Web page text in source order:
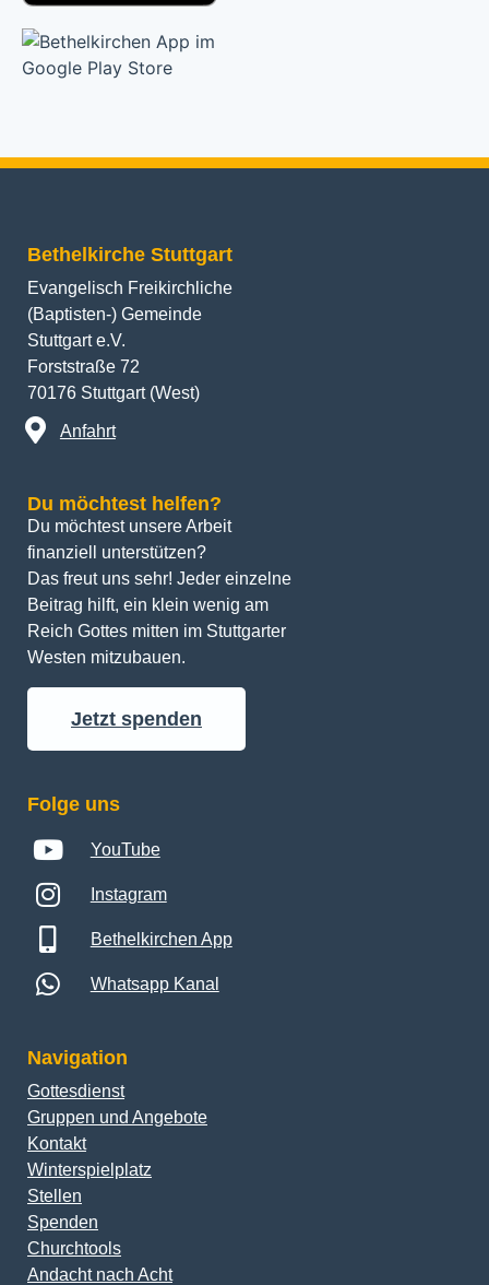
Bethelkirche Stuttgart
Evangelisch Freikirchliche
(Baptisten-) Gemeinde
Stuttgart e.V.
Forststraße 72
70176 Stuttgart (West)
Anfahrt
Du möchtest helfen?
Du möchtest unsere Arbeit
finanziell unterstützen?
Das freut uns sehr! Jeder einzelne
Beitrag hilft, ein klein wenig am
Reich Gottes mitten im Stuttgarter
Westen mitzubauen.
Jetzt spenden
Folge uns
YouTube
Instagram
Bethelkirchen App
Whatsapp Kanal
Navigation
Gottesdienst
Gruppen und Angebote
Kontakt
Winterspielplatz
Stellen
Spenden
Churchtools
Andacht nach Acht